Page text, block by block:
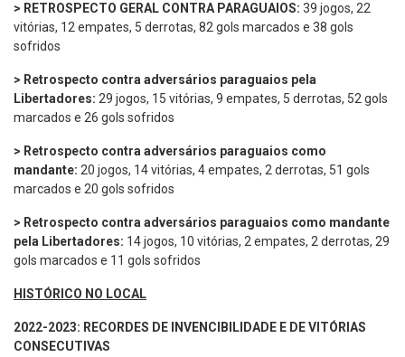
> RETROSPECTO GERAL CONTRA PARAGUAIOS: 39 jogos, 22
vitórias, 12 empates, 5 derrotas, 82 gols marcados e 38 gols
sofridos
> Retrospecto contra adversários paraguaios pela
Libertadores: 29 jogos, 15 vitórias, 9 empates, 5 derrotas, 52 gols
marcados e 26 gols sofridos
> Retrospecto contra adversários paraguaios como
mandante: 20 jogos, 14 vitórias, 4 empates, 2 derrotas, 51 gols
marcados e 20 gols sofridos
> Retrospecto contra adversários paraguaios como mandante
pela Libertadores: 14 jogos, 10 vitórias, 2 empates, 2 derrotas, 29
gols marcados e 11 gols sofridos
HISTÓRICO NO LOCAL
2022-2023: RECORDES DE INVENCIBILIDADE E DE VITÓRIAS
CONSECUTIVAS